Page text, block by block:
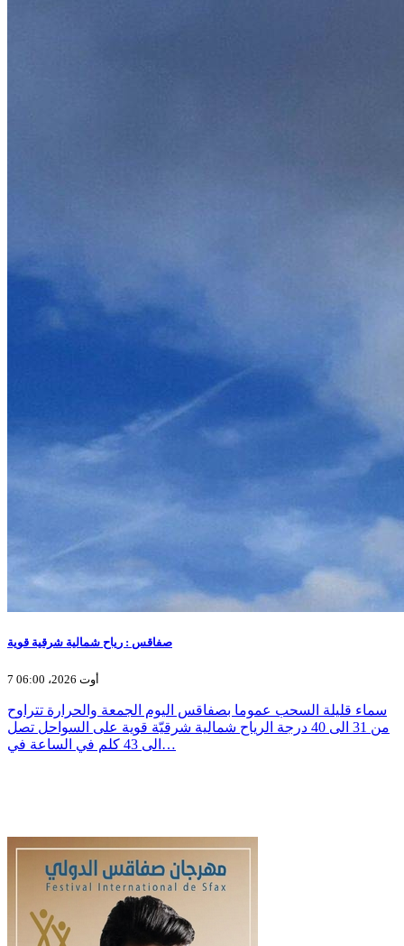
صفاقس : رياح شمالية شرقية قوية
7 أوت 2026، 06:00
سماء قليلة السحب عموما بصفاقس اليوم الجمعة والحرارة تتراوح
من 31 الى 40 درجة الرياح شمالية شرقيّة قوية على السواحل تصل
الى 43 كلم في الساعة في…